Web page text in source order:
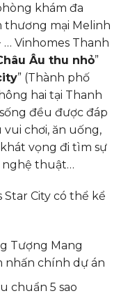
khám đa
thương mại Melinh
… Vinhomes Thanh
Âu thu nhỏ”
” (Thành phố
hai tại Thanh
đều được đáp
chơi, ăn uống,
vọng đi tìm sự
nghệ thuật…
Star City có thể kể
Tượng Mang
nhấn chính dự án
chuẩn 5 sao